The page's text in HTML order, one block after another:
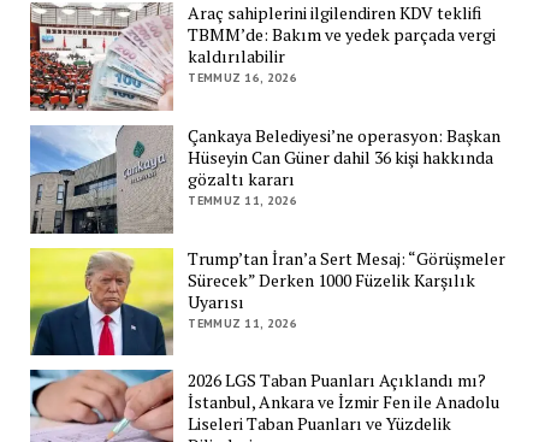
Araç sahiplerini ilgilendiren KDV teklifi
TBMM’de: Bakım ve yedek parçada vergi
kaldırılabilir
TEMMUZ 16, 2026
Çankaya Belediyesi’ne operasyon: Başkan
Hüseyin Can Güner dahil 36 kişi hakkında
gözaltı kararı
TEMMUZ 11, 2026
Trump’tan İran’a Sert Mesaj: “Görüşmeler
Sürecek” Derken 1000 Füzelik Karşılık
Uyarısı
TEMMUZ 11, 2026
2026 LGS Taban Puanları Açıklandı mı?
İstanbul, Ankara ve İzmir Fen ile Anadolu
Liseleri Taban Puanları ve Yüzdelik